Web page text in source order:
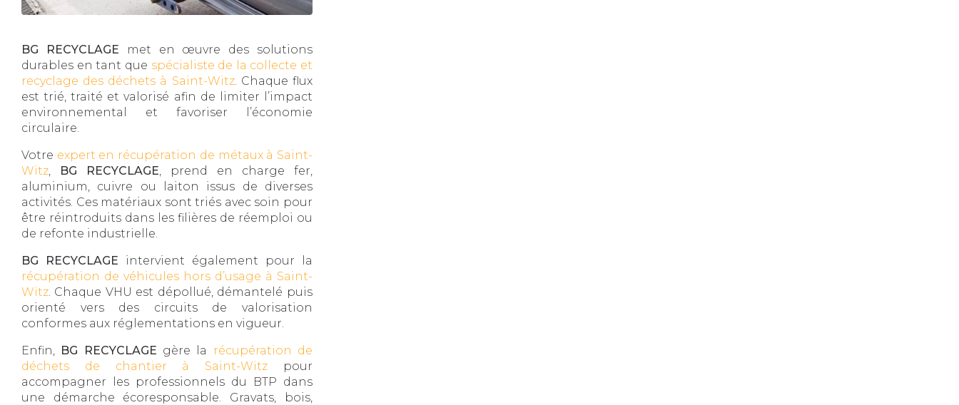
BG RECYCLAGE met en œuvre des solutions
durables en tant que spécialiste de la collecte et
recyclage des déchets à Saint-Witz. Chaque flux
est trié, traité et valorisé afin de limiter l’impact
environnemental et favoriser l’économie
circulaire.
Votre expert en récupération de métaux à Saint-
Witz, BG RECYCLAGE, prend en charge fer,
aluminium, cuivre ou laiton issus de diverses
activités. Ces matériaux sont triés avec soin pour
être réintroduits dans les filières de réemploi ou
de refonte industrielle.
BG RECYCLAGE intervient également pour la
récupération de véhicules hors d’usage à Saint-
Witz. Chaque VHU est dépollué, démantelé puis
orienté vers des circuits de valorisation
conformes aux réglementations en vigueur.
Enfin, BG RECYCLAGE gère la
récupération de
déchets de chantier à Saint-Witz pour
accompagner les professionnels du BTP dans
une démarche écoresponsable. Gravats, bois,